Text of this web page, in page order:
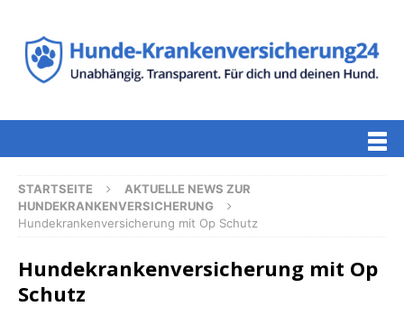
STARTSEITE
AKTUELLE NEWS ZUR
HUNDEKRANKENVERSICHERUNG
Hundekrankenversicherung mit Op Schutz
Hundekrankenversicherung mit Op
Schutz